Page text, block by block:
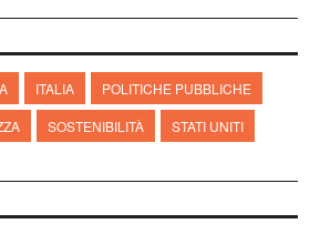
ITALIA
POLITICHE PUBBLICHE
SOSTENIBILITÀ STATI UNITI